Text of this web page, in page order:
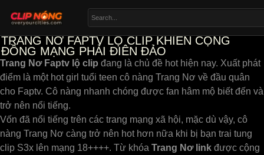
TRANG NƠ FAPTV LỘ CLIP KHIẾN CỘNG
ĐỒNG MẠNG PHẢI ĐIÊN ĐẢO
Trang Nơ Faptv lộ clip đang là chủ đề hot hiện nay. Xuất phát
điểm là một hot girl tuổi teen cô nàng Trang Nơ về đầu quân
cho Faptv. Cô nàng nhanh chóng được fan hâm mộ biết đến và
trở nên nổi tiếng.
Vốn đã nổi tiếng trên các trang mạng xã hội, mặc dù vậy, cô
nàng Trang Nơ càng trở nên hot hơn nữa khi bị bạn trai tung
clip S3x lên mạng 18++++. Từ khóa Trang Nơ link được cộng